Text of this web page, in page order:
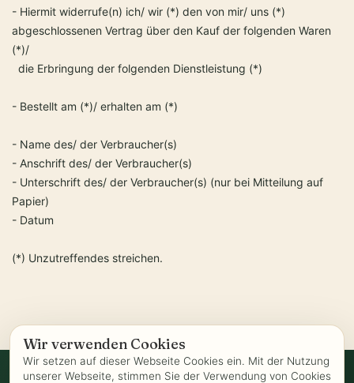
Wir verwenden Cookies
Wir setzen auf dieser Webseite Cookies ein. Mit der Nutzung
unserer Webseite, stimmen Sie der Verwendung von Cookies
- Hiermit widerrufe(n) ich/ wir (*) den von mir/ uns (*)
abgeschlossenen Vertrag über den Kauf der folgenden Waren
(*)/
die Erbringung der folgenden Dienstleistung (*)
- Bestellt am (*)/ erhalten am (*)
- Name des/ der Verbraucher(s)
- Anschrift des/ der Verbraucher(s)
- Unterschrift des/ der Verbraucher(s) (nur bei Mitteilung auf
Papier)
- Datum
(*) Unzutreffendes streichen.